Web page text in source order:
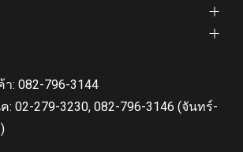
: 082-796-3144
02-279-3230, 082-796-3146 (จันทร์-